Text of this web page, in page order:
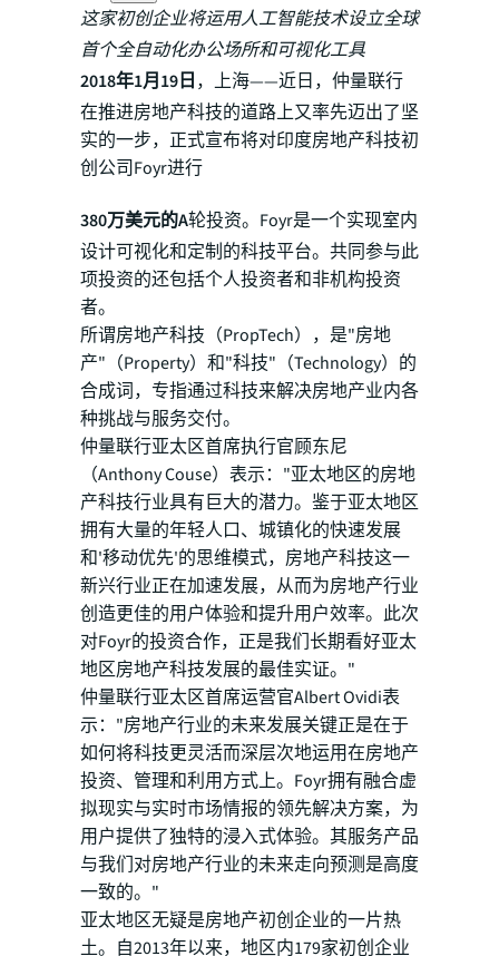
​这家初创企业将运用人工智能技术设立全球
首个全自动化办公场所和可视化工具
2018年1月19日 ，上海——近日，仲量联行
在推进房地产科技的道路上又率先迈出了坚
实的一步，正式宣布将对印度房地产科技初
创公司Foyr进行
380万美元的A轮投资。Foyr是一个实现室内
设计可视化和定制的科技平台。共同参与此
项投资的还包括个人投资者和非机构投资
者。
所谓房地产科技（PropTech），是"房地
产"（Property）和"科技"（Technology）的
合成词，专指通过科技来解决房地产业内各
种挑战与服务交付。
仲量联行亚太区首席执行官顾东尼
（Anthony Couse）表示："亚太地区的房地
产科技行业具有巨大的潜力。鉴于亚太地区
拥有大量的年轻人口、城镇化的快速发展
和'移动优先'的思维模式，房地产科技这一
新兴行业正在加速发展，从而为房地产行业
创造更佳的用户体验和提升用户效率。此次
对Foyr的投资合作，正是我们长期看好亚太
地区房地产科技发展的最佳实证。"
仲量联行亚太区首席运营官Albert Ovidi表
示："房地产行业的未来发展关键正是在于
如何将科技更灵活而深层次地运用在房地产
投资、管理和利用方式上。Foyr拥有融合虚
拟现实与实时市场情报的领先解决方案，为
用户提供了独特的浸入式体验。其服务产品
与我们对房地产行业的未来走向预测是高度
一致的。"
亚太地区无疑是房地产初创企业的一片热
土。自2013年以来，地区内179家初创企业